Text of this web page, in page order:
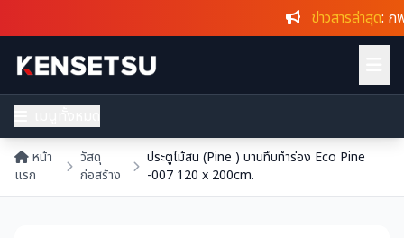
ข่าวสารล่าสุด: กฟผ
หน้า
แรก
วัสดุ
ก่อสร้าง
ประตูไม้สน (Pine ) บานทึบทำร่อง Eco Pine
-007 120 x 200cm.